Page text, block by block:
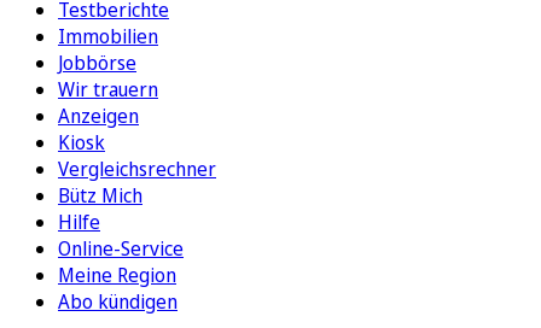
Testberichte
Immobilien
Jobbörse
Wir trauern
Anzeigen
Kiosk
Vergleichsrechner
Bütz Mich
Hilfe
Online-Service
Meine Region
Abo kündigen